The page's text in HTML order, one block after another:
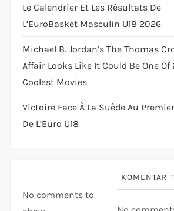
Le Calendrier Et Les Résultats De
L’EuroBasket Masculin U18 2026
Michael B. Jordan’s The Thomas
Affair Looks Like It Could Be One Of
Coolest Movies
Victoire Face À La Suède Au
De L’Euro U18
No comments to
KOMENTAR